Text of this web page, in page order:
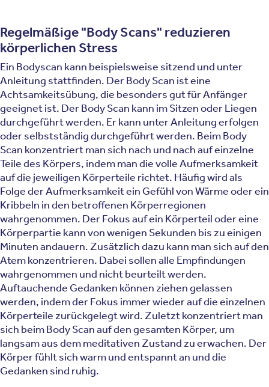
Regelmäßige "Body Scans" reduzieren
körperlichen Stress
Ein Bodyscan kann beispielsweise sitzend und unter
Anleitung stattfinden. Der Body Scan ist eine
Achtsamkeitsübung, die besonders gut für Anfänger
geeignet ist. Der Body Scan kann im Sitzen oder Liegen
durchgeführt werden. Er kann unter Anleitung erfolgen
oder selbstständig durchgeführt werden. Beim Body
Scan konzentriert man sich nach und nach auf einzelne
Teile des Körpers, indem man die volle Aufmerksamkeit
auf die jeweiligen Körperteile richtet. Häufig wird als
Folge der Aufmerksamkeit ein Gefühl von Wärme oder ein
Kribbeln in den betroffenen Körperregionen
wahrgenommen. Der Fokus auf ein Körperteil oder eine
Körperpartie kann von wenigen Sekunden bis zu einigen
Minuten andauern. Zusätzlich dazu kann man sich auf den
Atem konzentrieren. Dabei sollen alle Empfindungen
wahrgenommen und nicht beurteilt werden.
Auftauchende Gedanken können ziehen gelassen
werden, indem der Fokus immer wieder auf die einzelnen
Körperteile zurückgelegt wird. Zuletzt konzentriert man
sich beim Body Scan auf den gesamten Körper, um
langsam aus dem meditativen Zustand zu erwachen. Der
Körper fühlt sich warm und entspannt an und die
Gedanken sind ruhig.